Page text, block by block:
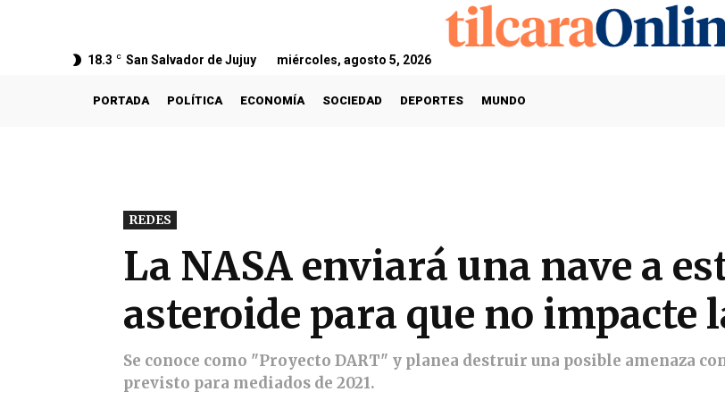
18.3 C San Salvador de Jujuy miércoles, agosto 5, 2026
PORTADA POLÍTICA ECONOMÍA SOCIEDAD DEPORTES MUNDO
REDES
La NASA enviará una nave a
asteroide para que no impacte
Se conoce como "Proyecto DART" y planea destruir una posible amenaza
previsto para mediados de 2021.